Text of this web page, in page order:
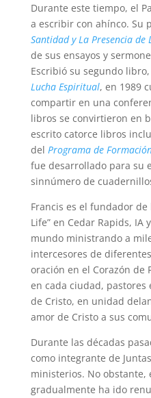
Durante este tiempo, el
a escribir con ahínco. Su
Santidad y La Presencia de
de sus ensayos y
Escribió su segundo libro,
Lucha Espiritual, en 1989
compartir en una
libros se convirtieron en
escrito catorce libros
del Programa de
fue desarrollado para su
sinnúmero de
Francis es el fundador
Life” en Cedar Rapids, IA
mundo ministrando a
intercesores de
oración en el Corazón de
en cada ciudad, pastores
de Cristo, en unidad
amor de Cristo a sus
Durante las décadas
como integrante de
ministerios. No obstante,
gradualmente ha ido